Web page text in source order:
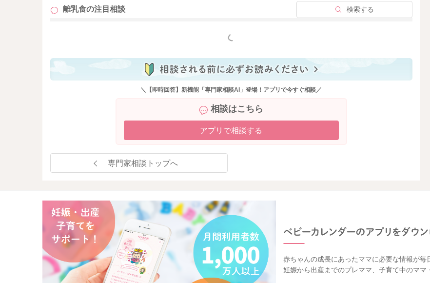
・与える時間帯を変える。午後にしてみる。
何かできそうなことはありますか？ まだまだ焦らなくても大丈夫ですので、双方にとって負担にならな
また悩まれたり、苦しくなったときはお話し聞かせて下さいね。
離乳食の注目相談 検索する
もっと見る
＼【即時回答】新機能「専門家相談AI」登場！アプリで今すぐ相談／
相談はこちら
アプリで相談する
専門家相談トップへ
赤ちゃんの成長にあったママに必要な情報が毎
妊娠から出産までのプレママ、子育て中のママ